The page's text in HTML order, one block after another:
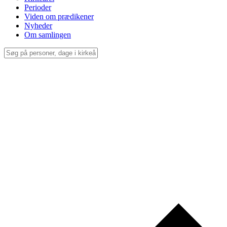
Perioder
Viden om prædikener
Nyheder
Om samlingen